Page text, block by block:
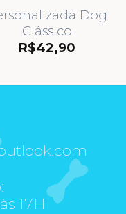
Dog
Clássico
R$42,90
17H